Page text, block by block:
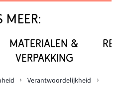
MEER:
MATERIALEN &
VERPAKKING
Verantwoordelijkheid